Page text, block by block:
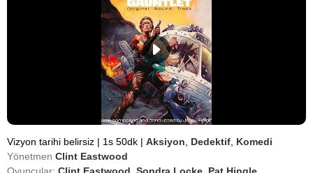
Vizyon tarihi belirsiz | 1s 50dk | Aksiyon Dedektif Komedi
Yönetmen Clint Eastwood